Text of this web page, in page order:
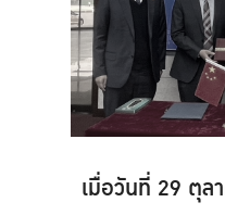
เมื่อวันที่ 29 ตุลา